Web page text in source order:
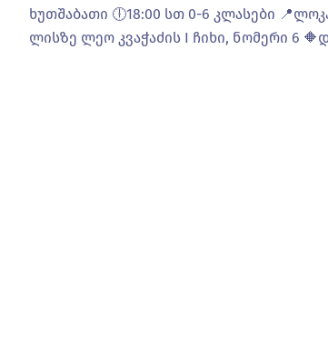
ხუთშაბათი 🕕18:00 სთ 0-6 კლასები
ლისზე ლეო კვაჭაძის I ჩიხი, ნომერი 6